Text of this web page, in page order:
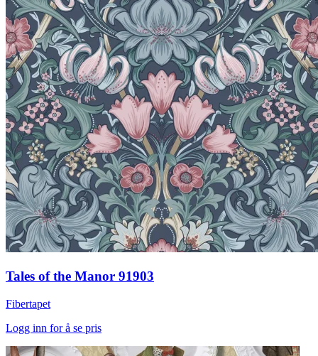
Tales of the Manor 91903
Fibertapet
Logg inn for å se pris